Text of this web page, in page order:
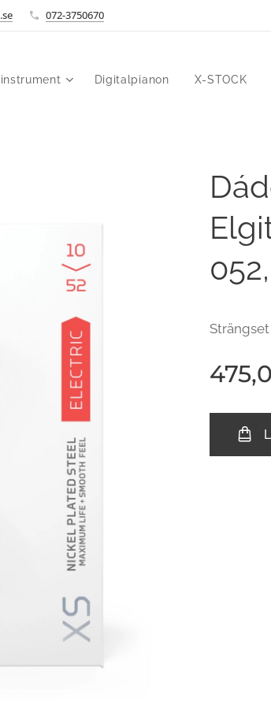
072-3750670
Digitalpianon X-STOCK